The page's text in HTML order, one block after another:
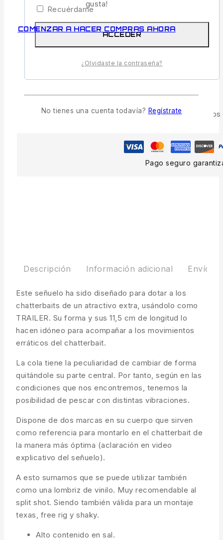
PREGUNTA
Envío y devoluciones gratis:En todos los
Pago seguro
Descripción Información adicional Envíos
Este señuelo ha sido diseñado para dotar a los
chatterbaits de un atractivo extra, usándolo como
TRAILER. Su forma y sus 11,5 cm de longitud lo
hacen idóneo para acompañar a los movimientos
erráticos del chatterbait.
La cola tiene la peculiaridad de cambiar de forma
quitándole su parte central. Por tanto, según en las
condiciones que nos encontremos, tenemos la
posibilidad de pescar con distintas vibraciones.
Dispone de dos marcas en su cuerpo que sirven
como referencia para montarlo en el chatterbait de
la manera más óptima (aclaración en video
explicativo del señuelo).
A esto sumamos que se puede utilizar también
como una lombriz de vinilo. Muy recomendable al
split shot. Siendo también válida para un montaje
texas, free rig y shaky.
Alto contenido en sal.
Recuérdame
ACCEDER
¿Olvidaste la contraseña?
No tienes una cuenta todavía? Regístrate
gusta!
COMENZAR A HACER COMPRAS AHORA